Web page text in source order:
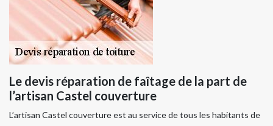
Le devis réparation de faîtage de la part de
l’artisan Castel couverture
L’artisan Castel couverture est au service de tous les habitants de